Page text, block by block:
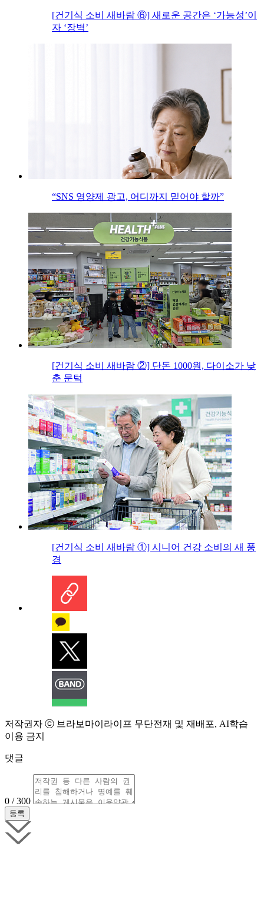
[건기식 소비 새바람 ⑥] 새로운 공간은 ‘가능성’이
자 ‘장벽’
“SNS 영양제 광고, 어디까지 믿어야 할까”
[건기식 소비 새바람 ②] 단돈 1000원, 다이소가 낮
춘 문턱
[건기식 소비 새바람 ①] 시니어 건강 소비의 새 풍
경
저작권자 ⓒ 브라보마이라이프 무단전재 및 재배포, AI학습
이용 금지
댓글
0 / 300